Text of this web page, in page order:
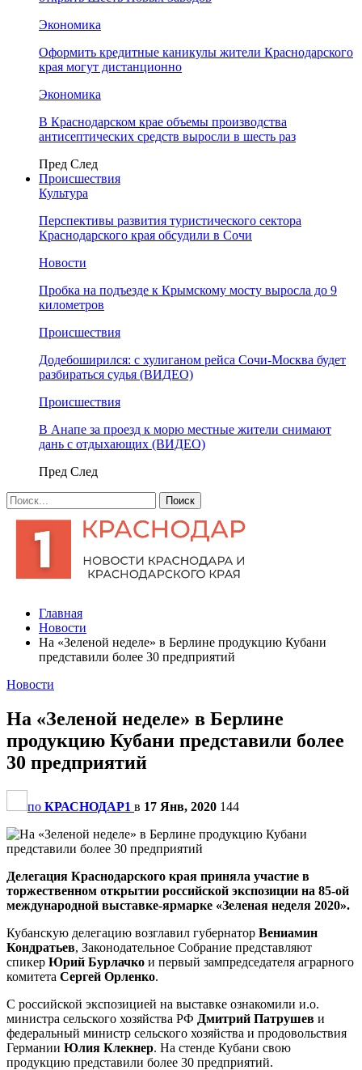
Экономика
Оформить кредитные каникулы жители Краснодарского
края могут дистанционно
Экономика
В Краснодарском крае объемы производства
антисептических средств выросли в шесть раз
Пред След
Происшествия
Культура
Перспективы развития туристического сектора
Краснодарского края обсудили в Сочи
Новости
Пробка на подъезде к Крымскому мосту выросла до 9
километров
Происшествия
Додебоширился: с хулиганом рейса Сочи-Москва будет
разбираться судья (ВИДЕО)
Происшествия
В Анапе за проезд к морю местные жители снимают
дань с отдыхающих (ВИДЕО)
Пред След
Главная
Новости
На «Зеленой неделе» в Берлине продукцию Кубани
представили более 30 предприятий
Новости
На «Зеленой неделе» в Берлине
продукцию Кубани представили более
30 предприятий
по КРАСНОДАР1 в 17 Янв, 2020 144
Делегация Краснодарского края приняла участие в
торжественном открытии российской экспозиции на 85-ой
международной выставке-ярмарке «Зеленая неделя 2020».
Кубанскую делегацию возглавил губернатор Вениамин
Кондратьев, Законодательное Собрание представляют
спикер Юрий Бурлачко и первый зампредседателя аграрного
комитета Сергей Орленко.
С российской экспозицией на выставке ознакомили и.о.
министра сельского хозяйства РФ Дмитрий Патрушев и
федеральный министр сельского хозяйства и продовольствия
Германии Юлия Клекнер. На стенде Кубани свою
продукцию представили более 30 предприятий.